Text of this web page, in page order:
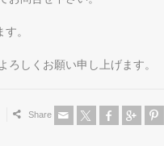
。
しくお願い申し上げます。
Share